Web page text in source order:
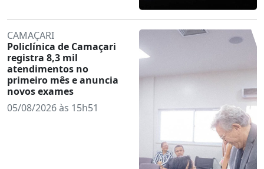
CAMAÇARI
Policlínica de Camaçari
registra 8,3 mil
atendimentos no
primeiro mês e anuncia
novos exames
05/08/2026 às 15h51